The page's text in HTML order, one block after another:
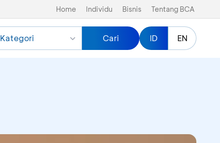
Home Individu Bisnis Tentang BCA
Kategori Cari ID EN